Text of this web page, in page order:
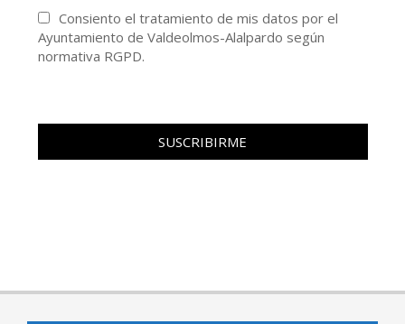
Consiento el tratamiento de mis datos por el
Ayuntamiento de Valdeolmos-Alalpardo según
normativa RGPD.